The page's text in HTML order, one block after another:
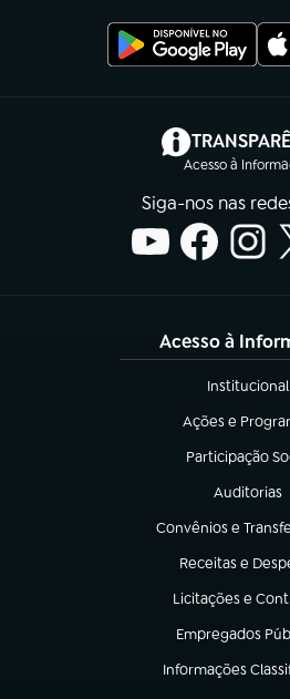
Acesso à
Siga-nos nas
Acesso à
Institucional
(abre em
Ações e
(abre em nova
Participação
(abre em nova
Auditorias
(abre em
Convênios e
(abre em nova aba)
Receitas e
(abre em nova
Licitações e
(abre em nova
Empregados
(abre em nova
Informações
(abre em nova aba)